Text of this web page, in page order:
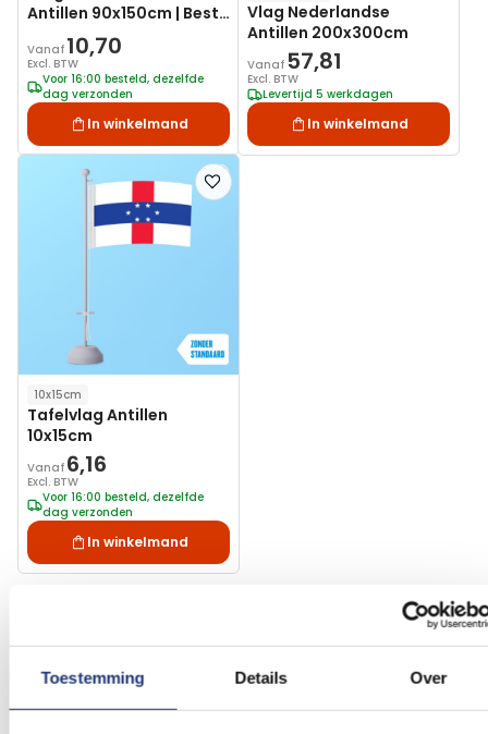
Toestemming Details Over
Antillen 90x150cm | Best
Value
Vanaf 10,70
Excl. BTW
Voor 16:00 besteld, dezelfde
dag verzonden
In winkelmand
Vlag Nederlandse
Antillen 200x300cm
Vanaf 57,81
Excl. BTW
Levertijd 5 werkdagen
In winkelmand
Voeg
toe
10x15cm
Tafelvlag Antillen
10x15cm
Vanaf 6,16
Excl. BTW
Voor 16:00 besteld, dezelfde
dag verzonden
In winkelmand
Geschiedenis vlag Antillen